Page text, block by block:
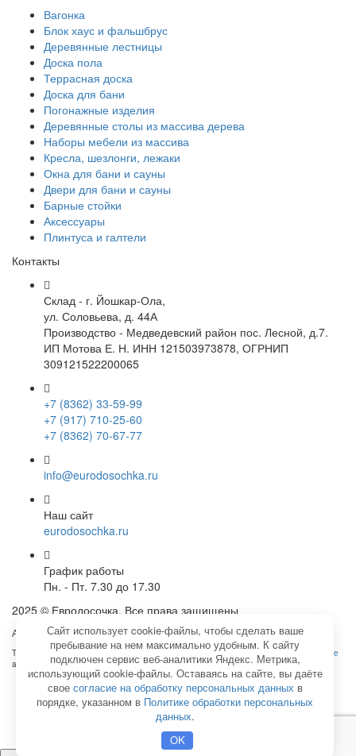
Вагонка
Блок хаус и фальшбрус
Деревянные лестницы
Доска пола
Террасная доска
Доска для бани
Погонажные изделия
Деревянные столы из массива дерева
Наборы мебели из массива
Кресла, шезлонги, лежаки
Окна для бани и сауны
Двери для бани и сауны
Барные стойки
Аксессуары
Плинтуса и галтели
Контакты
Склад - г. Йошкар-Ола,
ул. Соловьева, д. 44А
Производство - Медведевский район пос. Лесной, д.7.
ИП Мотова Е. Н. ИНН 121503973878, ОГРНИП
309121522200065
+7 (8362) 33-59-99
+7 (917) 710-25-60
+7 (8362) 70-67-77
info@eurodosochka.ru
Наш сайт
eurodosochka.ru
График работы
Пн. - Пт. 7.30 до 17.30
2025 © Евродосочка. Все права защищены
Агентство интернет-маркетинга -SeoУслуга
This site is protected by reCAPTCHA and the Google Privacy Policy and
Terms of Service
apply.
Главная
Доставка
Политика конфиденциальности
Контакты
Сайт использует cookie-файлы, чтобы сделать ваше
пребывание на нем максимально удобным. К cайту
подключен сервис веб-аналитики Яндекс. Метрика,
использующий cookie-файлы. Оставаясь на сайте, вы даёте
свое согласие на обработку персональных данных в
порядке, указанном в Политике обработки персональных
данных.
OK